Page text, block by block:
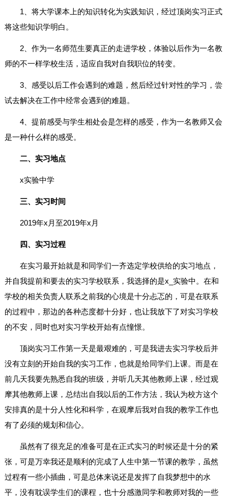
1、将大学课本上的知识转化为实践知识，经过顶岗实习正式
将这些知识学明白。
2、作为一名师范生要真正的走进学校，体验以后作为一名教
师的不一样学校生活，适应自我对自我职位的转变。
3、感受以后工作会遇到的难题，然后经过针对性的学习，尝
试去解决在工作中经常会遇到的难题。
4、提前感受与学生相处会是怎样的感受，作为一名教师又会
是一种什么样的感受。
二、实习地点
x实验中学
三、实习时间
2019年x月至2019年x月
四、实习过程
在实习最开始就是和同学们一齐选定学校供给的实习地点，
并自我提前和要去的实习学校联系，我选择的是x_实验中。在和
学校的相关负责人联系之前我的心境是十分忐忑的，可是在联系
的过程中，那边的各种态度都十分好，也让我放下了对实习学校
的不安，同时也对实习学校开始有点憧憬。
顶岗实习工作第一天是最艰难的，可是我进去实习学校后并
没有立刻的开始自我的实习工作，也就是给同学们上课。而是在
前几天我要先熟悉自我的班级，并听几天其他教师上课，经过观
摩其他教师上课，总结出自我以后的工作方法，我认为校方这个
安排真的是十分人性化和科学，在观摩后我对自我的教学工作也
有了必须的规划和信心。
虽然有了很充足的准备可是在正式实习的时候还是十分的紧
张，可是万幸我还是顺利的完成了人生中第一节课的教学，虽然
过程有一些小插曲，可是总体来说还是发挥了自我梦想中的水
平，没有耽误学生们的课程，也十分感激同学和教师对我的一些